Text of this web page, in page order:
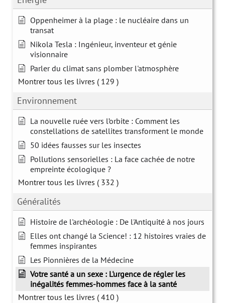
Oppenheimer à la plage : le nucléaire dans un
transat
Nikola Tesla : Ingénieur, inventeur et génie
visionnaire
Parler du climat sans plomber l'atmosphère
Montrer tous les livres ( 129 )
Environnement
La nouvelle ruée vers l’orbite : Comment les
constellations de satellites transforment le monde
50 idées fausses sur les insectes
Pollutions sensorielles : La face cachée de notre
empreinte écologique ?
Montrer tous les livres ( 332 )
Généralités
Histoire de l'archéologie : De l'Antiquité à nos jours
Elles ont changé la Science! : 12 histoires vraies de
femmes inspirantes
Les Pionnières de la Médecine
Votre santé a un sexe : L'urgence de régler les
inégalités femmes-hommes face à la santé
Montrer tous les livres ( 410 )